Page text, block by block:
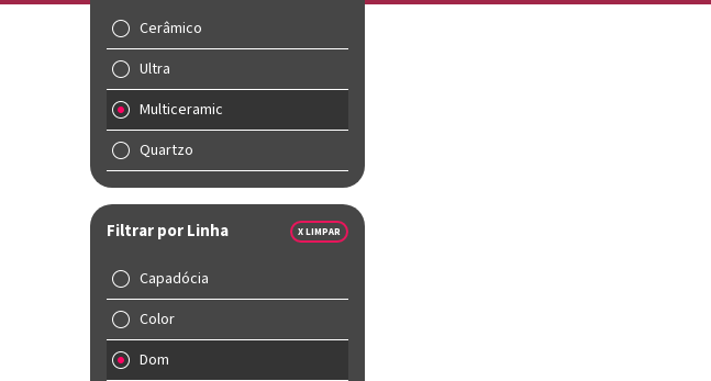
Cerâmico
Ultra
Multiceramic
Quartzo
Filtrar por Linha X LIMPAR
Capadócia
Color
Dom